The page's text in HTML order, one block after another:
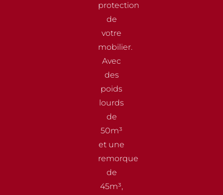
protection
de
votre
mobilier.
Avec
des
poids
lourds
de
50m³
et une
remorque
de
45m³,